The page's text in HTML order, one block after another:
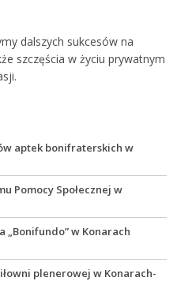
dalszych sukcesów na
szczęścia w życiu prywatnym
aptek bonifraterskich w
Pomocy Społecznej w
„Bonifundo” w Konarach
plenerowej w Konarach-